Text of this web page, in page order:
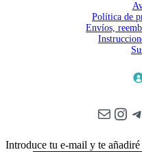
Política de
Envíos,
Correo
Introduce tu e-mail y te añadiré